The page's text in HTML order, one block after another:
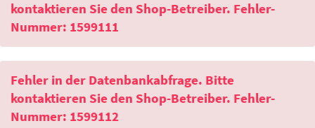
kontaktieren Sie den Shop-Betreiber. Fehler-
Nummer: 1599111
Fehler in der Datenbankabfrage. Bitte
kontaktieren Sie den Shop-Betreiber. Fehler-
Nummer: 1599112